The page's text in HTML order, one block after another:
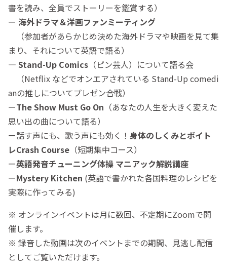
書を読み、全員でストーリーを鑑賞する）
ー 海外ドラマ＆洋画ファンミーティング
（参加者があらかじめ決めた海外ドラマや映画を見て集
まり、それについて英語で語る）
― Stand-Up Comics （ピン芸人）について語る会
（Netflix などでオンエアされている Stand-Up comedi
anの推しについてプレゼン合戦）
ーThe Show Must Go On （あなたの人生を大きく変えた
思い出の曲について語る）
ー話す声にも、歌う声にも効く！ 身体のしくみとボイト
レCrash Course （短期集中コース）
ー英語発音チューニング体操 マニアック解説講座
ーMystery Kitchen (英語で書かれた各国料理のレシピを
実際に作ってみる)
※ オンラインイベントは月に数回、不定期にZoomで開
催します。
※ 録音した動画は次のイベントまでの期間、見逃し配信
としてご覧いただけます。